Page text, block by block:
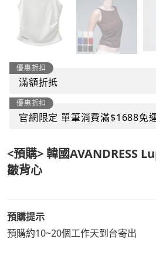
優惠折扣
滿額折抵
優惠折扣
官網限定 單筆消費滿$1688免
<預購> 韓國AVANDRESS
皺背心
預購提示
預購約10~20個工作天到台寄出